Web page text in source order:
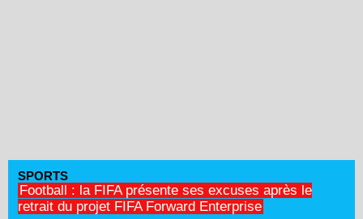
SPORTS
Football : la FIFA présente ses excuses après le
retrait du projet FIFA Forward Enterprise